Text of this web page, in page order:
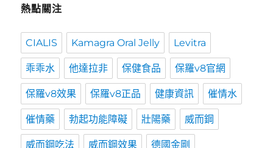
熱點關注
CIALIS Kamagra Oral Jelly Levitra
乖乖水 他達拉非 保健食品 保羅v8官網
保羅v8效果 保羅v8正品 健康資訊 催情水
催情藥 勃起功能障礙 壯陽藥 威而鋼
威而鋼吃法 威而鋼效果 德國金剛